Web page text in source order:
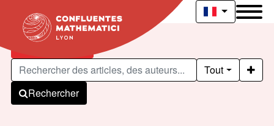
Articles publiés
Tout
Rechercher